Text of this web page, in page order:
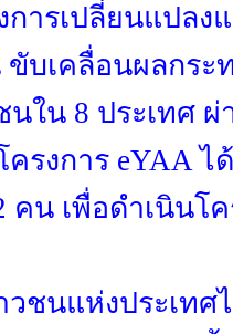
การเปลี่ยนแปล
ขับเคลื่อนผลกร
ใน 8 ประเทศ ผ่
ครงการ eYAA
คน เพื่อดำเนินโ
วชนแห่งประเท